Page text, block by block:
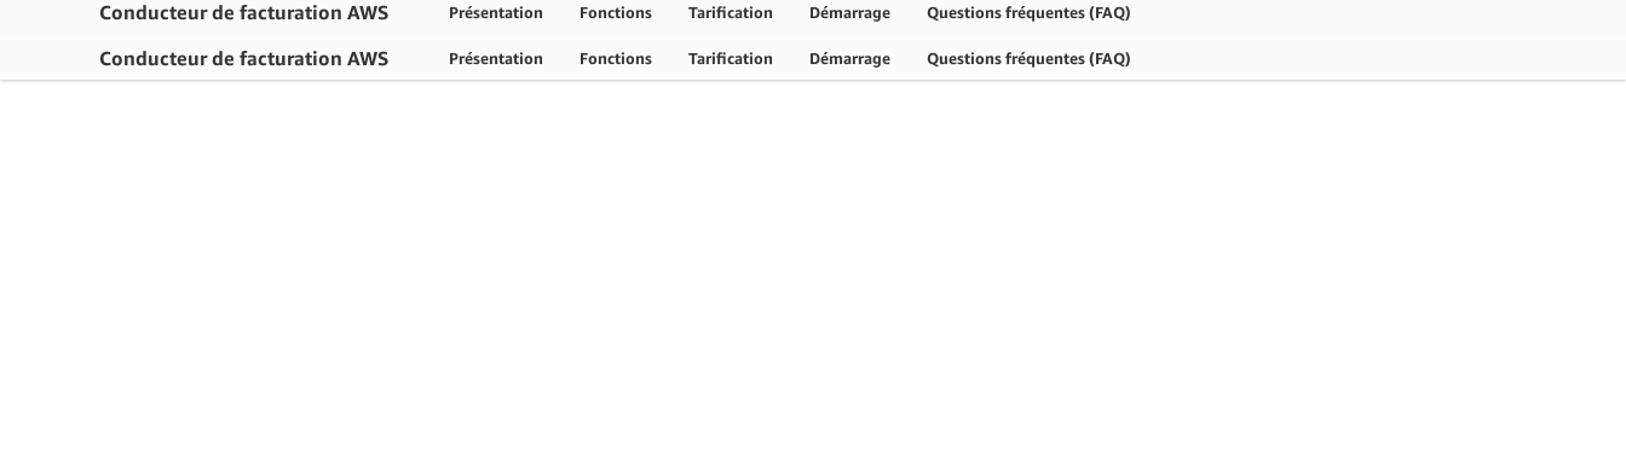
Conducteur de facturation AWS Présentation Fonctions Tarification Démarrage Questions fréquentes (FAQ)
Conducteur de facturation AWS Présentation Fonctions Tarification Démarrage Questions fréquentes (FAQ)